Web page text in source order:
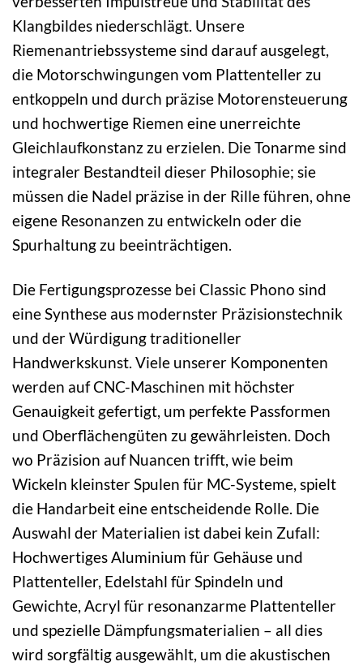
Klangbildes niederschlägt. Unsere
Riemenantriebssysteme sind darauf ausgelegt,
die Motorschwingungen vom Plattenteller zu
entkoppeln und durch präzise Motorensteuerung
und hochwertige Riemen eine unerreichte
Gleichlaufkonstanz zu erzielen. Die Tonarme sind
integraler Bestandteil dieser Philosophie; sie
müssen die Nadel präzise in der Rille führen, ohne
eigene Resonanzen zu entwickeln oder die
Spurhaltung zu beeinträchtigen.
Die Fertigungsprozesse bei Classic Phono sind
eine Synthese aus modernster Präzisionstechnik
und der Würdigung traditioneller
Handwerkskunst. Viele unserer Komponenten
werden auf CNC-Maschinen mit höchster
Genauigkeit gefertigt, um perfekte Passformen
und Oberflächengüten zu gewährleisten. Doch
wo Präzision auf Nuancen trifft, wie beim
Wickeln kleinster Spulen für MC-Systeme, spielt
die Handarbeit eine entscheidende Rolle. Die
Auswahl der Materialien ist dabei kein Zufall:
Hochwertiges Aluminium für Gehäuse und
Plattenteller, Edelstahl für Spindeln und
Gewichte, Acryl für resonanzarme Plattenteller
und spezielle Dämpfungsmaterialien – all dies
wird sorgfältig ausgewählt, um die akustischen